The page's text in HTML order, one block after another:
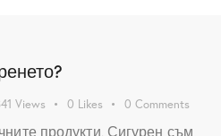
Views 0 Likes 0 Comments
продукти. Сигурен съм,